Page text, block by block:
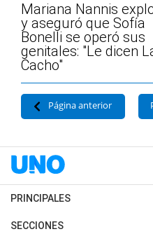
Mariana Nannis
y aseguró que Sofía
Bonelli se operó sus
genitales: "Le dicen
Cacho"
Página anterior
PRINCIPALES
Últimas Noticias
SECCIONES